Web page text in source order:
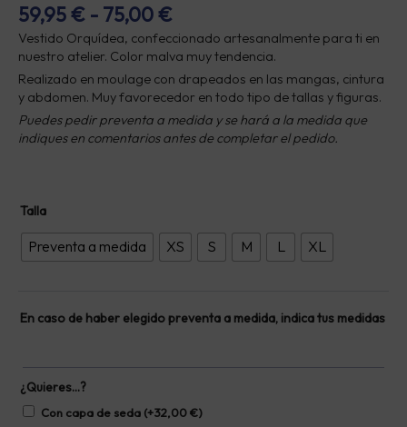
59,95€ - 75,00€RANGO
DE
PRECIOS:
DESDE
59,95 €
HASTA
75,00 €
Vestido Orquídea, confeccionado artesanalmente para ti en
nuestro atelier. Color malva muy tendencia.
Realizado en moulage con drapeados en las mangas, cintura
y abdomen. Muy favorecedor en todo tipo de tallas y figuras.
Puedes pedir preventa a medida y se hará a la medida que
indiques en comentarios antes de completar el pedido.
Talla
Preventa a medida XS S M L XL
En caso de haber elegido preventa a medida, indica tus medidas
¿Quieres…?
Con capa de seda (+32,00€)
Vestido
(ÚLITIMO)
cantidad